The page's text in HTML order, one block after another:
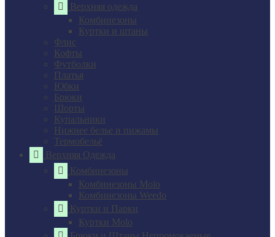
Верхняя одежда
Комбинезоны
Куртки и штаны
Флис
Кофты
Футболки
Платья
Юбки
Брюки
Шорты
Купальники
Нижнее белье и пижамы
Термобельё
Верхняя Одежда
Комбинезоны
Комбинезоны Molo
Комбинезоны Weedo
Куртки и Парки
Куртки Molo